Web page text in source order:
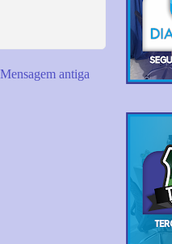
Mensagem antiga